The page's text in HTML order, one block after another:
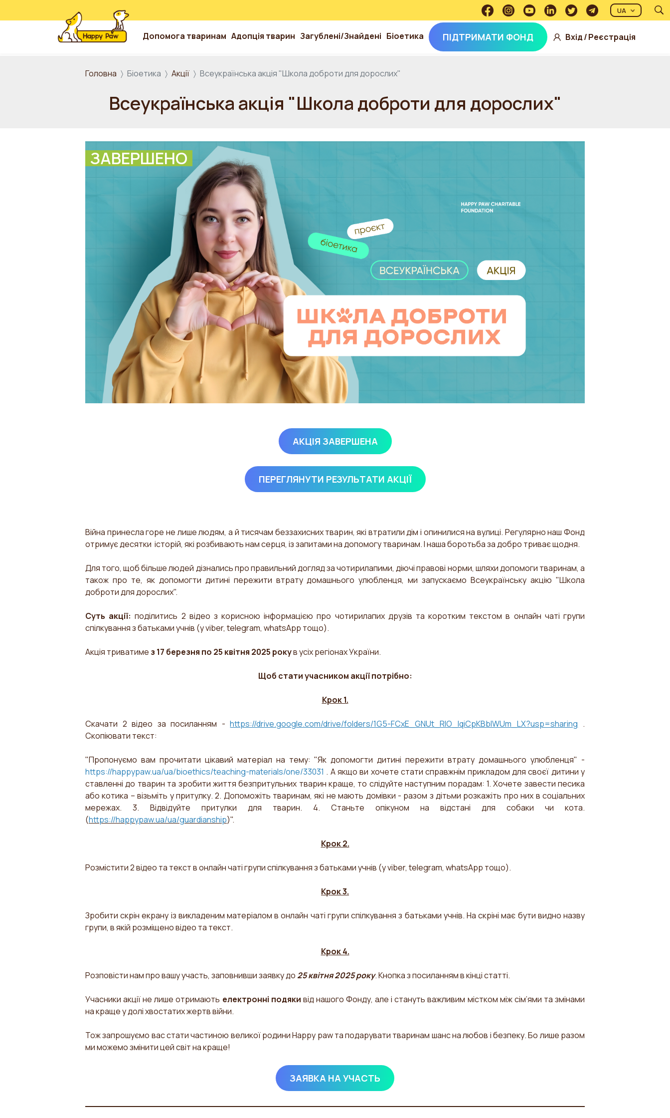
Допомога тваринам Адопція тварин Загублені/Знайдені Біоетика ПІДТРИМАТИ ФОНД Вхід/Реєстрація
UA
Головна Біоетика Акції Всеукраїнська акція "Школа доброти для дорослих"
Всеукраїнська акція "Школа доброти для дорослих"
ЗАВЕРШЕНО
АКЦІЯ ЗАВЕРШЕНА
ПЕРЕГЛЯНУТИ РЕЗУЛЬТАТИ АКЦІЇ
Війна принесла горе не лише людям, а й тисячам беззахисних тварин, які втратили дім і опинилися на вулиці. Регулярно наш Фонд
отримує десятки історій, які розбивають нам серця, із запитами на допомогу тваринам. І наша боротьба за добро триває щодня.
Для того, щоб більше людей дізнались про правильний догляд за чотирилапими, діючі правові норми, шляхи допомоги тваринам, а
також про те, як допомогти дитині пережити втрату домашнього улюбленця, ми запускаємо Всеукраїнську акцію "Школа
доброти для дорослих".
Суть акції: поділитись 2 відео з корисною інформацією про чотирилапих друзів та коротким текстом в онлайн чаті групи
спілкування з батьками учнів (у viber, telegram, whatsApp тощо).
Акція триватиме з 17 березня по 25 квітня 2025 рокув усіх регіонах України.
Щоб стати учасником акції потрібно:
Крок 1.
Скачати 2 відео за посиланням -https://drive.google.com/drive/folders/1G5-FCxE_GNUt_RlO_lqiCpKBbIWUm_LX?usp=sharing .
Скопіювати текст:
"Пропонуємо вам прочитати цікавий матеріал на тему: "Як допомогти дитині пережити втрату домашнього улюбленця" -
https://happypaw.ua/ua/bioethics/teaching-materials/one/33031 . А якщо ви хочете стати справжнім прикладом для своєї дитини у
ставленні до тварин та зробити життя безпритульних тварин краще, то слідуйте наступним порадам: 1. Хочете завести песика
або котика – візьміть у притулку. 2. Допоможіть тваринам, які не мають домівки - разом з дітьми розкажіть про них в соціальних
мережах. 3. Відвідуйте притулки для тварин. 4. Станьте опікуном на відстані для собаки чи кота.
(https://happypaw.ua/ua/guardianship)".
Крок 2.
Розмістити 2 відео та текст в онлайн чаті групи спілкування з батьками учнів (у viber, telegram, whatsApp тощо).
Крок 3.
Зробити скрін екрану із викладеним матеріалом в онлайн чаті групи спілкування з батьками учнів. На скріні має бути видно назву
групи, в якій розміщено відео та текст.
Крок 4.
Розповісти нам про вашу участь, заповнивши заявку до 25 квітня 2025 року. Кнопка з посиланням в кінці статті.
Учасники акції не лише отримають електронні подяки від нашого Фонду, але і стануть важливим містком між сім’ями та змінами
на краще у долі хвостатих жертв війни.
Тож запрошуємо вас стати частиною великої родини Happy paw та подарувати тваринам шанс на любов і безпеку. Бо лише разом
ми можемо змінити цей світ на краще!
ЗАЯВКА НА УЧАСТЬ